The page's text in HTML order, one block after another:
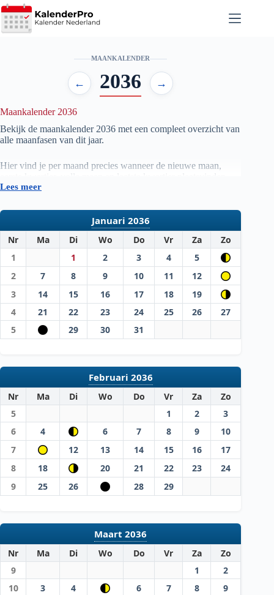
Ga
naar
de
MAANKALENDER
← 2036 →
Maankalender 2036
Bekijk de maankalender 2036 met een compleet overzicht van
alle maanfasen van dit jaar.
Hier vind je per maand precies wanneer de nieuwe maan,
eerste kwartier, volle maan en laatste kwartier plaatsvinden.
De gegevens worden automatisch samengesteld op basis van
over actuele en betrouwbare informatie.
Lees meer
Januari 2036
Nr Ma Di Wo Do Vr Za
Zo
1
1 2 3 4
5
2
7 8 9 10 11
12
3
14 15 16 17 18
19
4
21 22 23 24 25 26
27
5
29 30 31
Februari 2036
Nr Ma Di Wo Do Vr Za
Zo
5
1 2
3
6
4 6 7 8 9
10
7
12 13 14 15 16
17
8
18 20 21 22 23
24
9
25 26 28 29
Maart 2036
Nr Ma Di Wo Do Vr Za
Zo
9
1
2
10
3 4 6 7 8
9